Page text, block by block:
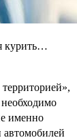
курить…
именно